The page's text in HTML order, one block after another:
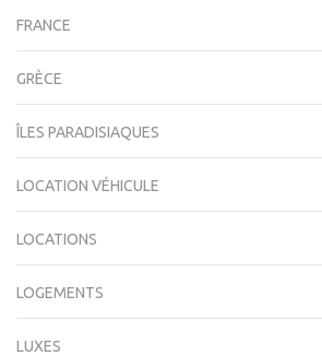
FRANCE
GRÈCE
ÎLES PARADISIAQUES
LOCATION VÉHICULE
LOCATIONS
LOGEMENTS
LUXES